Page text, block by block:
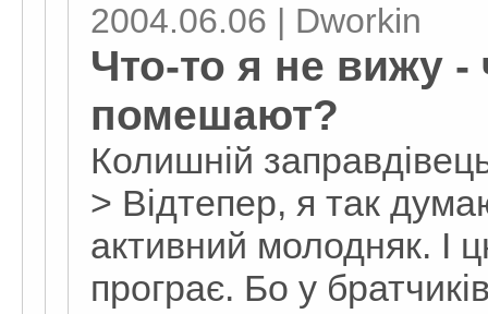
2004.06.06 | Dworkin
Что-то я не вижу -
помешают?
Колишній
> Відтепер, я так
активний молодняк. І
програє. Бо у